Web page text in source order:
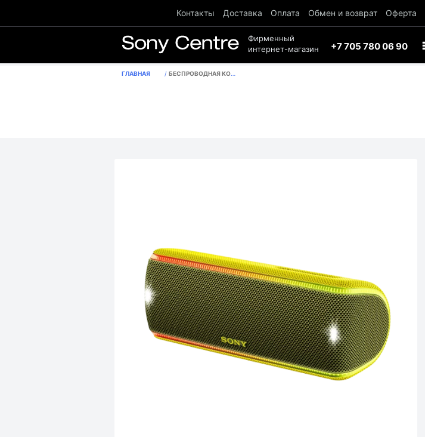
Контакты Доставка Оплата Обмен и возврат Оферта
Фирменный
интернет-магазин
+7 705 780 06 90
ГЛАВНАЯ БЕСПРОВОДНАЯ КОЛОНКА SONY SRS-XB31, ЦВЕТ ЖЕЛТЫЙ